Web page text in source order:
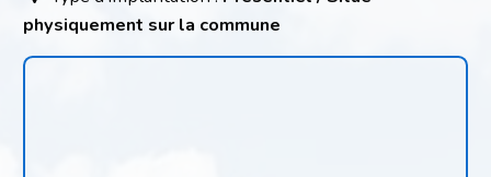
physiquement sur la commune